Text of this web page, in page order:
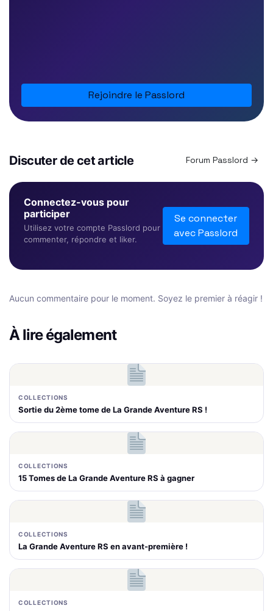
Rejoindre le Passlord
Discuter de cet article Forum Passlord →
Connectez-vous pour
participer
Utilisez votre compte Passlord pour
commenter, répondre et liker.
Se connecter
avec Passlord
Aucun commentaire pour le moment. Soyez le premier à réagir !
À lire également
COLLECTIONS
Sortie du 2ème tome de La Grande Aventure RS !
COLLECTIONS
15 Tomes de La Grande Aventure RS à gagner
COLLECTIONS
La Grande Aventure RS en avant-première !
COLLECTIONS